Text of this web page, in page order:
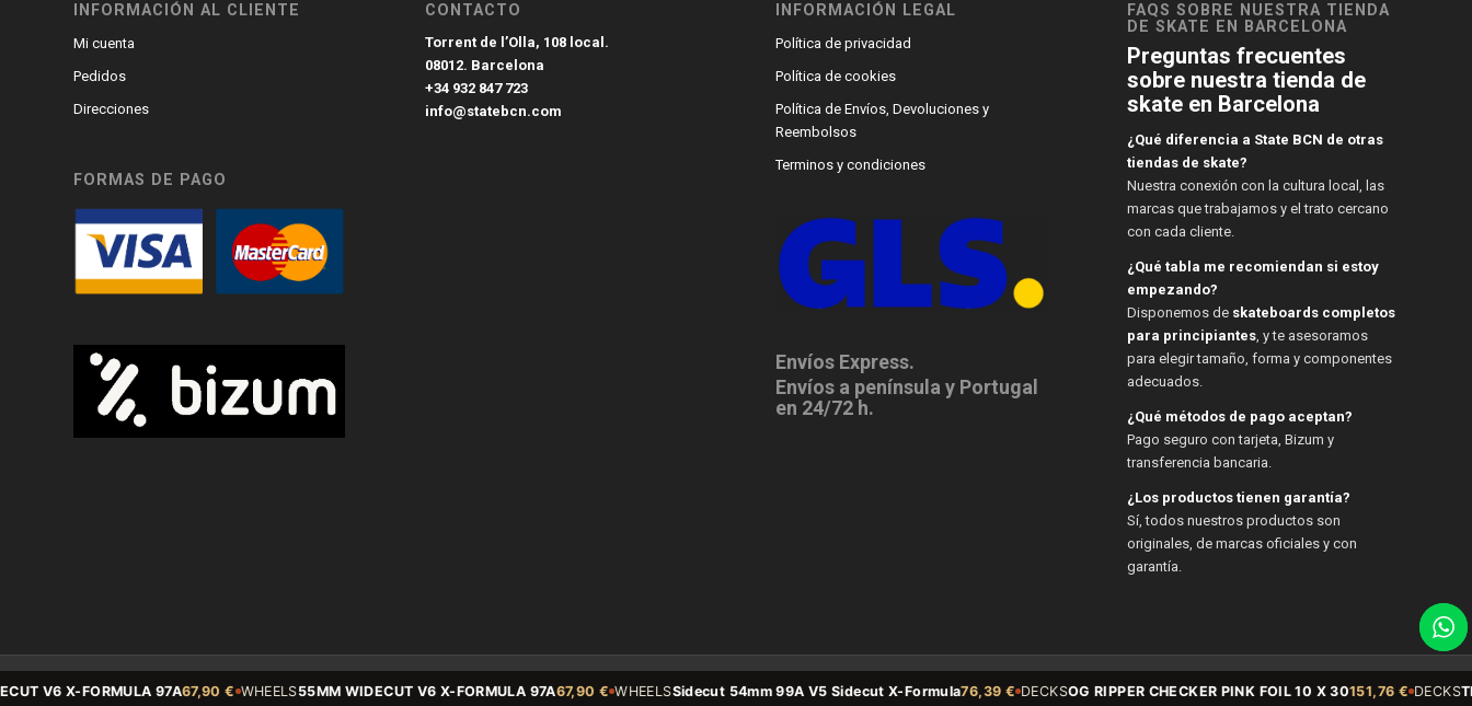
INFORMACIÓN AL CLIENTE
Mi cuenta
Pedidos
Direcciones
FORMAS DE PAGO
CONTACTO
Torrent de l’Olla, 108 local.
08012. Barcelona
+34 932 847 723
info@statebcn.com
INFORMACIÓN LEGAL
Política de privacidad
Política de cookies
Política de Envíos, Devoluciones y
Reembolsos
Terminos y condiciones
Envíos Express.
Envíos a península y Portugal
en 24/72 h.
FAQS SOBRE NUESTRA TIENDA
DE SKATE EN BARCELONA
Preguntas frecuentes
sobre nuestra tienda de
skate en Barcelona
¿Qué diferencia a State BCN de otras
tiendas de skate?
Nuestra conexión con la cultura local, las
marcas que trabajamos y el trato cercano
con cada cliente.
¿Qué tabla me recomiendan si estoy
empezando?
Disponemos de skateboards completos
para principiantes, y te asesoramos
para elegir tamaño, forma y componentes
adecuados.
¿Qué métodos de pago aceptan?
Pago seguro con tarjeta, Bizum y
transferencia bancaria.
¿Los productos tienen garantía?
Sí, todos nuestros productos son
originales, de marcas oficiales y con
garantía.
© Copyright - State BCN - 2026
V6 X-FORMULA 97A 67,90 € WHEELS55MM WIDECUT V6 X-FORMULA 97A 67,90 € WHEELSSidecut 54mm 99A V5 Sidecut X-Formula76,39 € DECKSOG RIPPER CHECKER PINK FOIL 10 X 30151,76 € DECKSTM